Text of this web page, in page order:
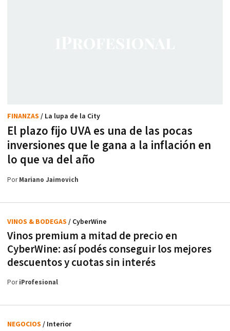
El plazo fijo UVA es una de las pocas
inversiones que le gana a la inflación en
lo que va del año
FINANZAS / La lupa de la City
PorMariano Jaimovich
Vinos premium a mitad de precio en
CyberWine: así podés conseguir los mejores
descuentos y cuotas sin interés
VINOS & BODEGAS / CyberWine
PoriProfesional
NEGOCIOS / Interior